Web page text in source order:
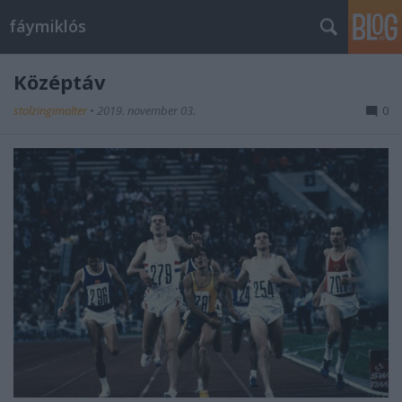
fáymiklós
Középtáv
stolzingimalter • 2019. november 03. 0